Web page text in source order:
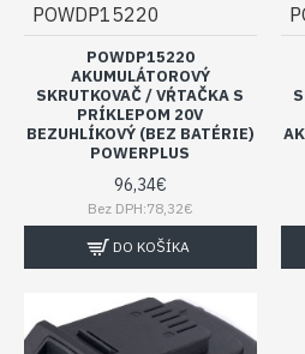
POWDP15220
POWDP15220
AKUMULÁTOROVÝ
SKRUTKOVAČ / VŔTAČKA S
PRÍKLEPOM 20V
BEZUHLÍKOVÝ (BEZ BATÉRIE)
POWERPLUS
96,34€
Bez DPH:78,32€
DO KOŠÍKA